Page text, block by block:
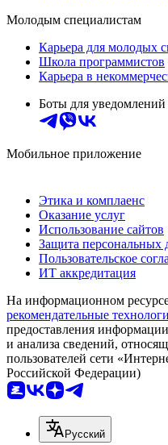
Молодым специалистам
Карьера для молодых
Школа программистов
Карьера в
Боты для уведомлений
Мобильное приложение
Этика и комплаенс
Оказание услуг
Использование сайтов
Защита персональных
Пользовательское
ИТ аккредитация
На информационном
рекомендательные
предоставления
и анализа сведений,
пользователей сети
Российской Федерации)
Русский